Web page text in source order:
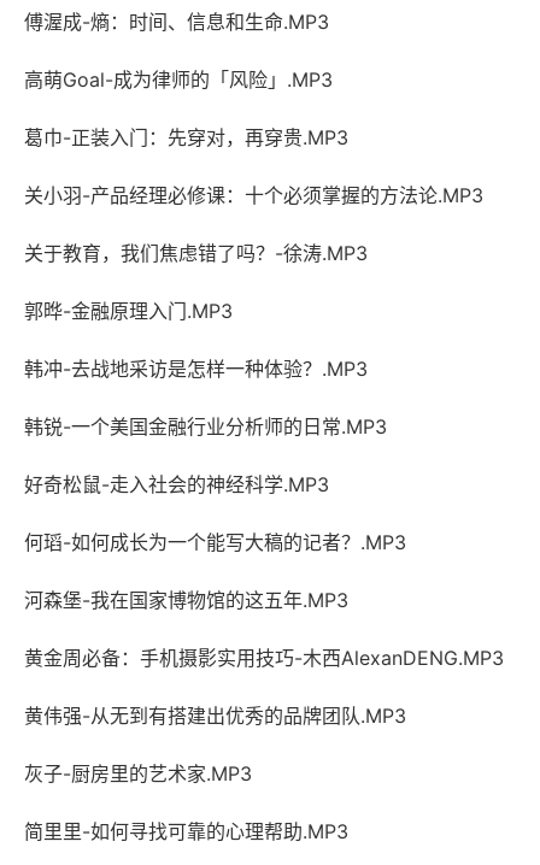
傅渥成-熵：时间、信息和生命.MP3
高萌Goal-成为律师的「风险」.MP3
葛巾-正装入门：先穿对，再穿贵.MP3
关小羽-产品经理必修课：十个必须掌握的方法论.MP3
关于教育，我们焦虑错了吗？-徐涛.MP3
郭晔-金融原理入门.MP3
韩冲-去战地采访是怎样一种体验？.MP3
韩锐-一个美国金融行业分析师的日常.MP3
好奇松鼠-走入社会的神经科学.MP3
何瑫-如何成长为一个能写大稿的记者？.MP3
河森堡-我在国家博物馆的这五年.MP3
黄金周必备：手机摄影实用技巧-木西AlexanDENG.MP3
黄伟强-从无到有搭建出优秀的品牌团队.MP3
灰子-厨房里的艺术家.MP3
简里里-如何寻找可靠的心理帮助.MP3